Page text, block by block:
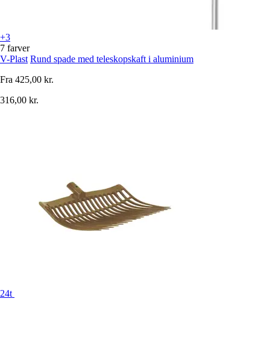
+3
7 farver
V-Plast Rund spade med teleskopskaft i aluminium
Fra 425,00 kr.
316,00 kr.
24t